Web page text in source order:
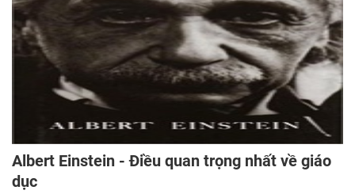
Albert Einstein - Điều quan trọng nhất về giáo
dục